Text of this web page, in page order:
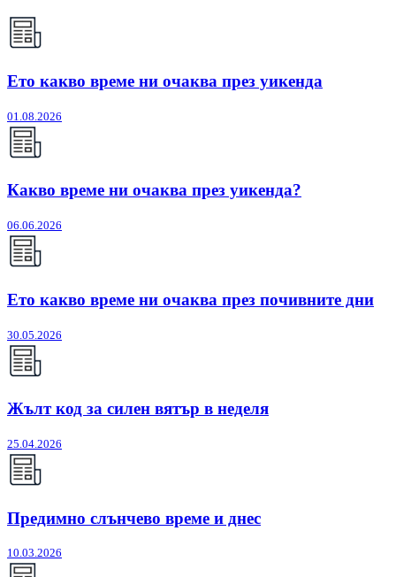
Ето какво време ни очаква през уикенда
01.08.2026
Какво време ни очаква през уикенда?
06.06.2026
Ето какво време ни очаква през почивните дни
30.05.2026
Жълт код за силен вятър в неделя
25.04.2026
Предимно слънчево време и днес
10.03.2026